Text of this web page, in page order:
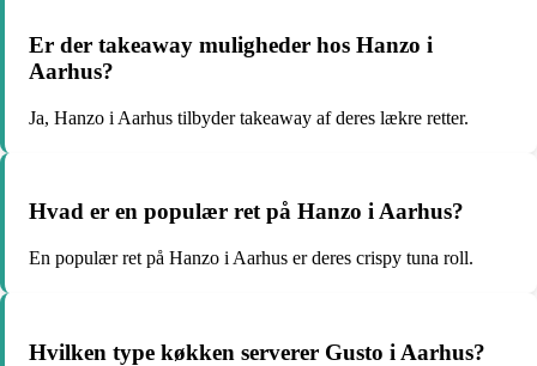
Er der takeaway muligheder hos Hanzo i
Aarhus?
Ja, Hanzo i Aarhus tilbyder takeaway af deres lækre retter.
Hvad er en populær ret på Hanzo i Aarhus?
En populær ret på Hanzo i Aarhus er deres crispy tuna roll.
Hvilken type køkken serverer Gusto i Aarhus?